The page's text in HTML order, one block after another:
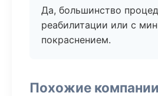
Да, большинство
реабилитации или с
покраснением.
Похожие